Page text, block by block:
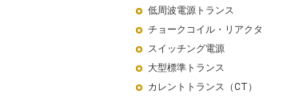
低周波電源トランス
チョークコイル・リアクタ
スイッチング電源
大型標準トランス
カレントトランス（CT）